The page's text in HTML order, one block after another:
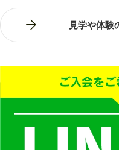
見学や体験